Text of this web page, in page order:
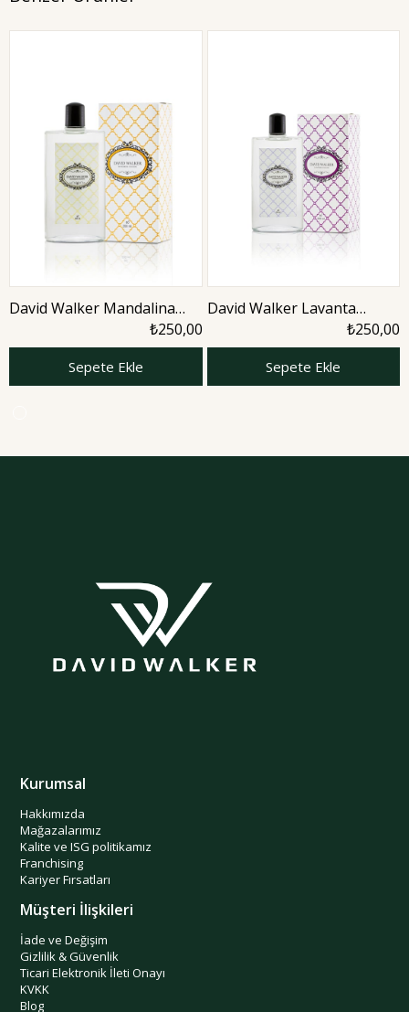
David Walker Mandalina
₺250,00
Sepete Ekle
David Walker Lavanta
8682530304302
₺250,00
Sepete Ekle
Kurumsal
Hakkımızda
Mağazalarımız
Kalite ve ISG politikamız
Franchising
Kariyer Fırsatları
Müşteri İlişkileri
İade ve Değişim
Gizlilik & Güvenlik
Ticari Elektronik İleti Onayı
KVKK
Blog